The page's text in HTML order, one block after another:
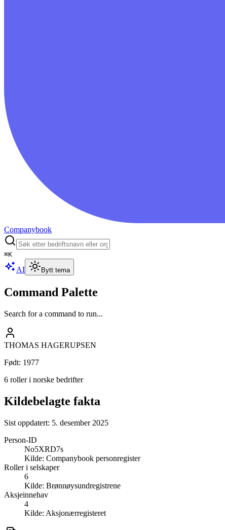
Companybook
⌘K
AI Bytt tema
Command Palette
Search for a command to run...
THOMAS HAGERUPSEN
Født: 1977
6 roller i norske bedrifter
Kildebelagte fakta
Sist oppdatert: 5. desember 2025
Person-ID
No5XRD7s
Kilde: Companybook personregister
Roller i selskaper
6
Kilde: Brønnøysundregistrene
Aksjeinnehav
4
Kilde: Aksjonærregisteret